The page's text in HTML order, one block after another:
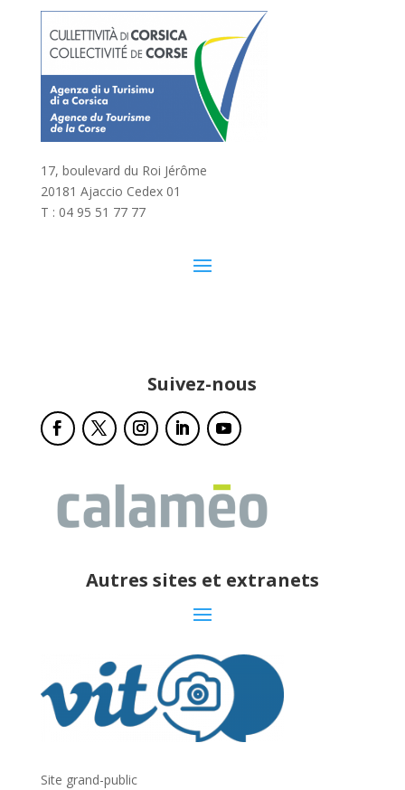
17, boulevard du Roi Jérôme
20181 Ajaccio Cedex 01
T : 04 95 51 77 77
Suivez-nous
Autres sites et extranets
Site grand-public